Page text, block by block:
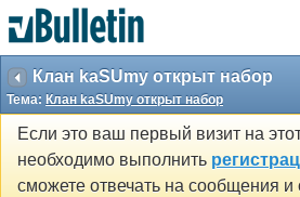
Клан kaSUmy открыт набор
Тема: Клан kaSUmy открыт набор
Если это ваш первый визит на
необходимо выполнить
сможете отвечать на сообщения и